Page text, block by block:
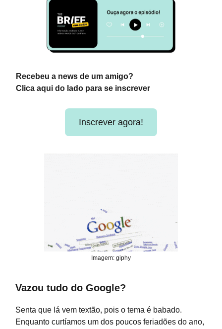
Recebeu a news de um amigo?
Clica aqui do lado para se inscrever
Inscrever agora!
Imagem: giphy
Vazou tudo do Google?
Senta que lá vem textão, pois o tema é babado.
Enquanto curtíamos um dos poucos feriadões do ano,